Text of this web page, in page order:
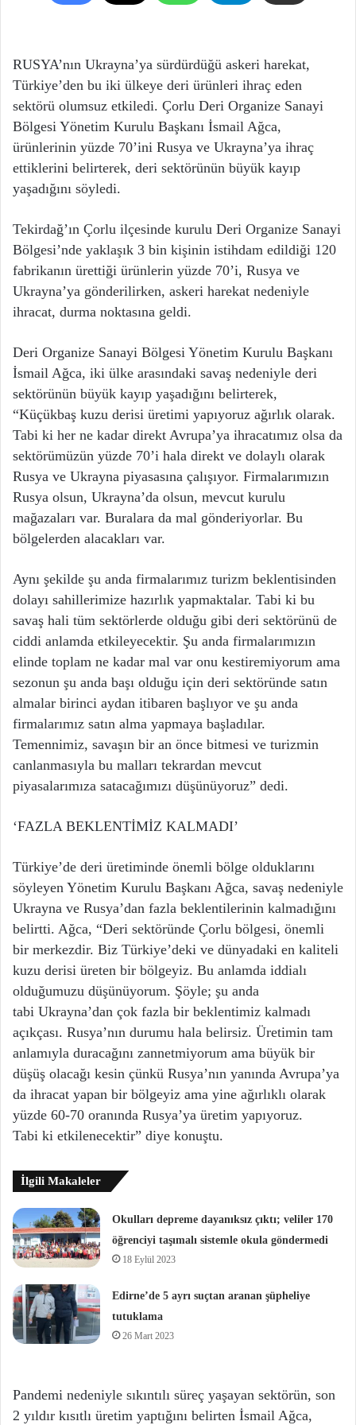
RUSYA’nın Ukrayna’ya sürdürdüğü askeri harekat,
Türkiye’den bu iki ülkeye deri ürünleri ihraç eden
sektörü olumsuz etkiledi. Çorlu Deri Organize Sanayi
Bölgesi Yönetim Kurulu Başkanı İsmail Ağca,
ürünlerinin yüzde 70’ini Rusya ve Ukrayna’ya ihraç
ettiklerini belirterek, deri sektörünün büyük kayıp
yaşadığını söyledi.
Tekirdağ’ın Çorlu ilçesinde kurulu Deri Organize Sanayi
Bölgesi’nde yaklaşık 3 bin kişinin istihdam edildiği 120
fabrikanın ürettiği ürünlerin yüzde 70’i, Rusya ve
Ukrayna’ya gönderilirken, askeri harekat nedeniyle
ihracat, durma noktasına geldi.
Deri Organize Sanayi Bölgesi Yönetim Kurulu Başkanı
İsmail Ağca, iki ülke arasındaki savaş nedeniyle deri
sektörünün büyük kayıp yaşadığını belirterek,
“Küçükbaş kuzu derisi üretimi yapıyoruz ağırlık olarak.
Tabi ki her ne kadar direkt Avrupa’ya ihracatımız olsa da
sektörümüzün yüzde 70’i hala direkt ve dolaylı olarak
Rusya ve Ukrayna piyasasına çalışıyor. Firmalarımızın
Rusya olsun, Ukrayna’da olsun, mevcut kurulu
mağazaları var. Buralara da mal gönderiyorlar. Bu
bölgelerden alacakları var.
Aynı şekilde şu anda firmalarımız turizm beklentisinden
dolayı sahillerimize hazırlık yapmaktalar. Tabi ki bu
savaş hali tüm sektörlerde olduğu gibi deri sektörünü de
ciddi anlamda etkileyecektir. Şu anda firmalarımızın
elinde toplam ne kadar mal var onu kestiremiyorum ama
sezonun şu anda başı olduğu için deri sektöründe satın
almalar birinci aydan itibaren başlıyor ve şu anda
firmalarımız satın alma yapmaya başladılar.
Temennimiz, savaşın bir an önce bitmesi ve turizmin
canlanmasıyla bu malları tekrardan mevcut
piyasalarımıza satacağımızı düşünüyoruz” dedi.
‘FAZLA BEKLENTİMİZ KALMADI’
Türkiye’de deri üretiminde önemli bölge olduklarını
söyleyen Yönetim Kurulu Başkanı Ağca, savaş nedeniyle
Ukrayna ve Rusya’dan fazla beklentilerinin kalmadığını
belirtti. Ağca, “Deri sektöründe Çorlu bölgesi, önemli
bir merkezdir. Biz Türkiye’deki ve dünyadaki en kaliteli
kuzu derisi üreten bir bölgeyiz. Bu anlamda iddialı
olduğumuzu düşünüyorum. Şöyle; şu anda
tabi Ukrayna’dan çok fazla bir beklentimiz kalmadı
açıkçası. Rusya’nın durumu hala belirsiz. Üretimin tam
anlamıyla duracağını zannetmiyorum ama büyük bir
düşüş olacağı kesin çünkü Rusya’nın yanında Avrupa’ya
da ihracat yapan bir bölgeyiz ama yine ağırlıklı olarak
yüzde 60-70 oranında Rusya’ya üretim yapıyoruz.
Tabi ki etkilenecektir” diye konuştu.
İlgili Makaleler
Okulları depreme dayanıksız çıktı; veliler 170
öğrenciyi taşımalı sistemle okula göndermedi
18 Eylül 2023
Edirne’de 5 ayrı suçtan aranan şüpheliye
tutuklama
26 Mart 2023
Pandemi nedeniyle sıkıntılı süreç yaşayan sektörün, son
2 yıldır kısıtlı üretim yaptığını belirten İsmail Ağca,